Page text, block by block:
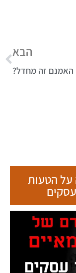
האמנם זה מחדל?
על הטעות